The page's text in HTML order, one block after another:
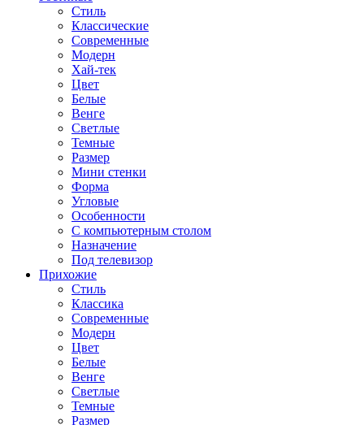
Стиль
Классические
Современные
Модерн
Хай-тек
Цвет
Белые
Венге
Светлые
Темные
Размер
Мини стенки
Форма
Угловые
Особенности
С компьютерным столом
Назначение
Под телевизор
Прихожие
Стиль
Классика
Современные
Модерн
Цвет
Белые
Венге
Светлые
Темные
Размер